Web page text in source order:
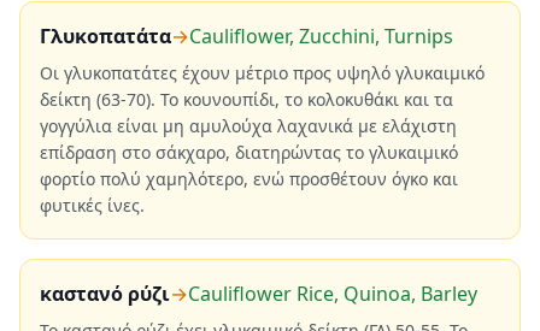
Γλυκοπατάτα→Cauliflower, Zucchini, Turnips
Οι γλυκοπατάτες έχουν μέτριο προς υψηλό γλυκαιμικό
δείκτη (63-70). Το κουνουπίδι, το κολοκυθάκι και τα
γογγύλια είναι μη αμυλούχα λαχανικά με ελάχιστη
επίδραση στο σάκχαρο, διατηρώντας το γλυκαιμικό
φορτίο πολύ χαμηλότερο, ενώ προσθέτουν όγκο και
φυτικές ίνες.
καστανό ρύζι→Cauliflower Rice, Quinoa, Barley